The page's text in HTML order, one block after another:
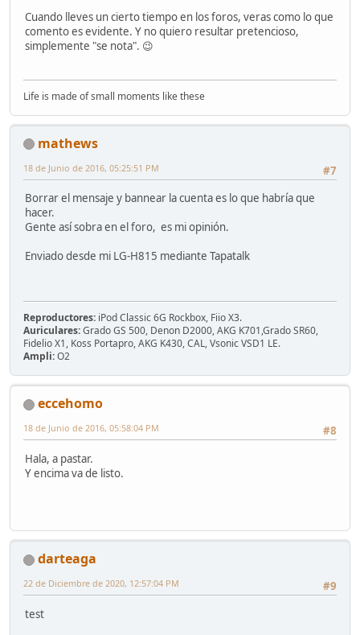
Cuando lleves un cierto tiempo en los foros, veras como lo que
comento es evidente. Y no quiero resultar pretencioso,
simplemente "se nota". 😉
Life is made of small moments like these
mathews
#7
18 de Junio de 2016, 05:25:51 PM
Borrar el mensaje y bannear la cuenta es lo que habría que
hacer.
Gente así sobra en el foro, es mi opinión.
Enviado desde mi LG-H815 mediante Tapatalk
Reproductores: iPod Classic 6G Rockbox, Fiio X3.
Auriculares:Grado GS 500, Denon D2000, AKG K701,Grado SR60,
Fidelio X1, Koss Portapro, AKG K430, CAL, Vsonic VSD1 LE.
Ampli:O2
eccehomo
#8
18 de Junio de 2016, 05:58:04 PM
Hala, a pastar.
Y encima va de listo.
darteaga
#9
22 de Diciembre de 2020, 12:57:04 PM
test